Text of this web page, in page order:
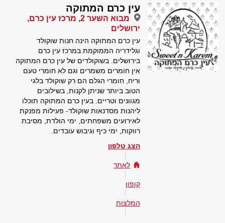
עין כרם המתוקה
מבוא השער 2, מרכז עין כרם,
ירושלים
עין כרם המתוקה הינה חנות שוקולד
וגלידריה הממוקמת במרכז עין כרם
בירושלים. בשוקולדים של עין כרם המתוקה
אין חומרים משמרים וגם לא חומרי טעם
וריח, חומרי הגלם הם רק שוקולד בלגי
הטוב ביותר שניתן לקנות, בשילובים
מגוונים וטריים. בעין כרם המתוקה תוכלו
ליהנות מסדנאות שוקולד- פעילות מפנקת
לאירועים משפחתים, ימי הולדת, מסיבת
רווקות, ימי כיף וגיבוש עובדים.
הצג טלפון
לאתר
קופון
המלצות